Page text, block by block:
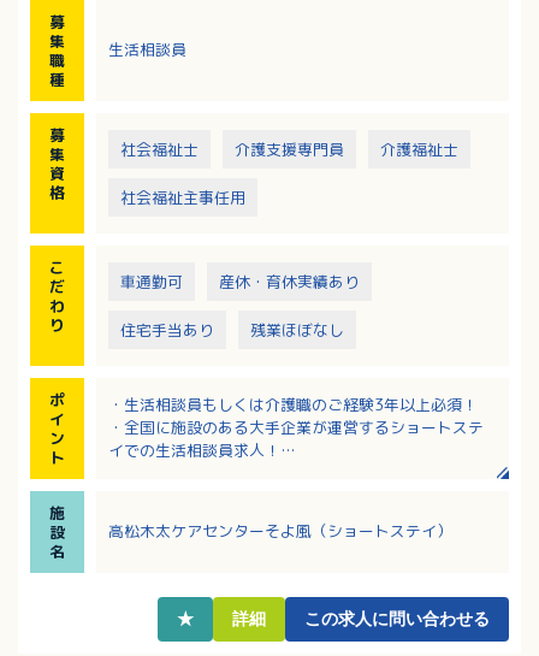
・居宅介護支援、病院、地域等への広報活動
募
集
職
種
生活相談員
募
集
資
格
社会福祉士 介護支援専門員 介護福祉士
社会福祉主事任用
こ
だ
わ
り
車通勤可 産休・育休実績あり
住宅手当あり 残業ほぼなし
ポ
イ
ン
ト
・生活相談員もしくは介護職のご経験3年以上必須！
・全国に施設のある大手企業が運営するショートステ
イでの生活相談員求人！
りがきちんと評価される法人です
・退職金制度、リフレッシュ休暇など、福利厚生も充
施
設
名
高松木太ケアセンターそよ風（ショートステイ）
★ 詳細 この求人に問い合わせる